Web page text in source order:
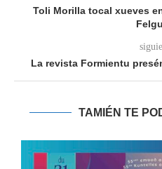
Toli Morilla tocal xueves
La revista Formientu
TAMIÉN TE